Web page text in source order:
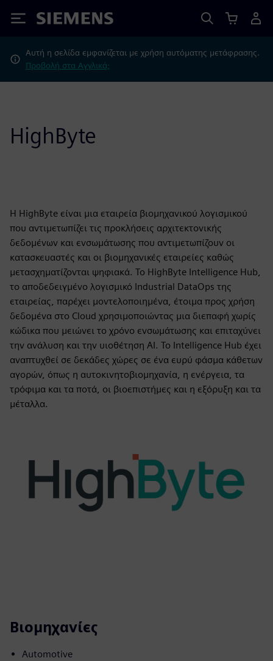
Siemens
Αυτή η σελίδα εμφανίζεται με χρήση αυτόματης μετάφρασης.
Προβολή στα Αγγλικά;
HighByte
Η HighByte είναι μια εταιρεία βιομηχανικού λογισμικού
που αντιμετωπίζει τις προκλήσεις αρχιτεκτονικής
δεδομένων και ενσωμάτωσης που αντιμετωπίζουν οι
κατασκευαστές και οι βιομηχανικές εταιρείες καθώς
μετασχηματίζονται ψηφιακά. Το HighByte Intelligence Hub,
το αποδεδειγμένο λογισμικό Industrial DataOps της
εταιρείας, παρέχει μοντελοποιημένα, έτοιμα προς χρήση
δεδομένα στο Cloud χρησιμοποιώντας μια διεπαφή χωρίς
κώδικα που μειώνει το χρόνο ενσωμάτωσης και επιταχύνει
την ανάλυση και την υιοθέτηση AI. Το Intelligence Hub έχει
αναπτυχθεί σε δεκάδες χώρες σε ένα ευρύ φάσμα κάθετων
αγορών, όπως η αυτοκινητοβιομηχανία, η ενέργεια, τα
τρόφιμα και τα ποτά, οι βιοεπιστήμες και η εξόρυξη και τα
μέταλλα.
Βιομηχανίες
Automotive